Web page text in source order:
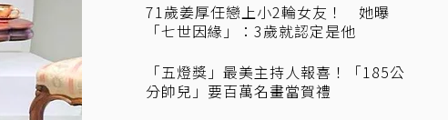
71歲姜厚任戀上小2輪女友！ 她曝
「七世因緣」：3歲就認定是他
「五燈獎」最美主持人報喜！「185公
分帥兒」要百萬名畫當賀禮